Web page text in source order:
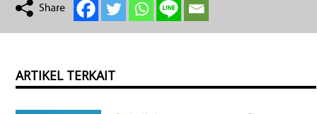
ARTIKEL TERKAIT